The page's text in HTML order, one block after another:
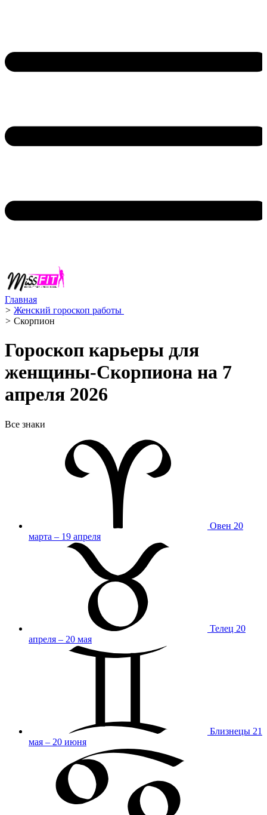
Главная
> Женский гороскоп работы ‍
> Скорпион ️
Гороскоп карьеры для
женщины-Скорпиона на 7
апреля 2026
Все знаки
Овен 20
марта – 19 апреля
Телец 20
апреля – 20 мая
Близнецы 21
мая – 20 июня